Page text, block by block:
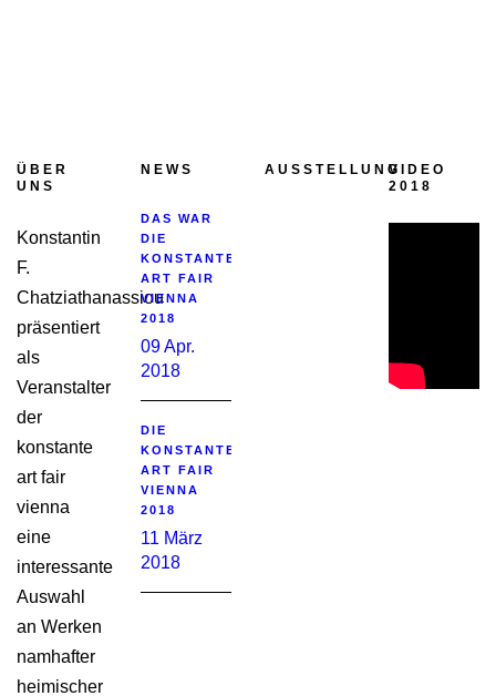
ÜBER
UNS
Konstantin
F.
Chatziathanassiou
präsentiert
als
Veranstalter
der
konstante
art fair
vienna
eine
interessante
Auswahl
an Werken
namhafter
heimischer
NEWS
DAS WAR
DIE
KONSTANTE
ART FAIR
VIENNA
2018
09 Apr.
2018
DIE
KONSTANTE
ART FAIR
VIENNA
2018
11 März
2018
AUSSTELLUNGVIDEO
2018